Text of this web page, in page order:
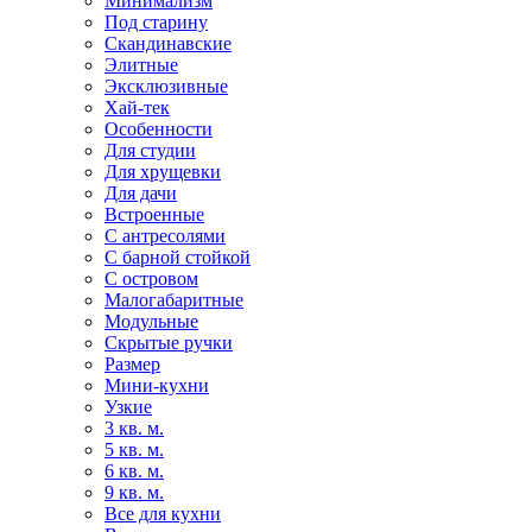
Под старину
Скандинавские
Элитные
Эксклюзивные
Хай-тек
Особенности
Для студии
Для хрущевки
Для дачи
Встроенные
С антресолями
С барной стойкой
С островом
Малогабаритные
Модульные
Скрытые ручки
Размер
Мини-кухни
Узкие
3 кв. м.
5 кв. м.
6 кв. м.
9 кв. м.
Все для кухни